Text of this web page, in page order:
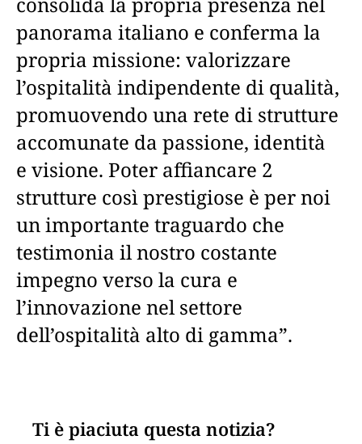
panorama italiano e conferma la
propria missione: valorizzare
l’ospitalità indipendente di qualità,
promuovendo una rete di strutture
accomunate da passione, identità
e visione. Poter affiancare 2
strutture così prestigiose è per noi
un importante traguardo che
testimonia il nostro costante
impegno verso la cura e
l’innovazione nel settore
dell’ospitalità alto di gamma”.
Ti è piaciuta questa notizia?